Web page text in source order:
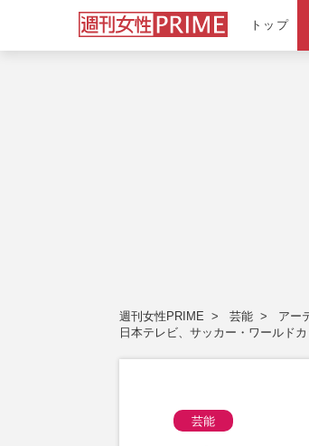
トップ
週刊女性PRIME 芸能 アー
日本テレビ、サッカー・ワールド
芸能